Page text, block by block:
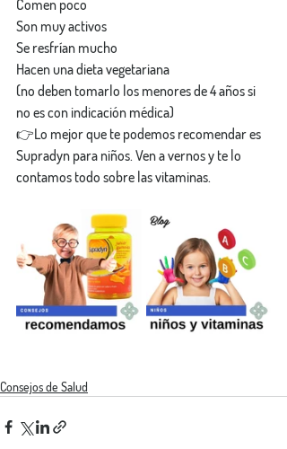
Comen poco
Son muy activos
Se resfrían mucho
Hacen una dieta vegetariana
(no deben tomarlo los menores de 4 años si
no es con indicación médica)
👉Lo mejor que te podemos recomendar es
Supradyn para niños. Ven a vernos y te lo
contamos todo sobre las vitaminas.
Consejos de Salud